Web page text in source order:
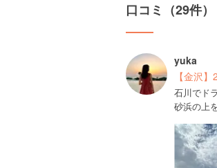
口コミ（29件）
yuka
【金沢
石川でド
砂浜の上